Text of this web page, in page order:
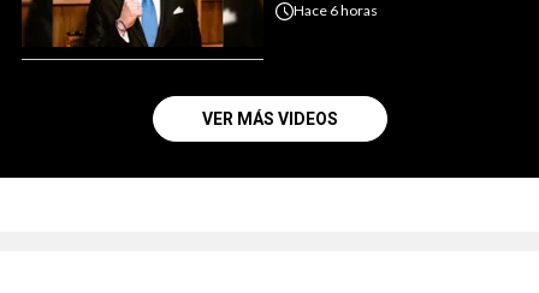
Hace 6 horas
VER MÁS VIDEOS